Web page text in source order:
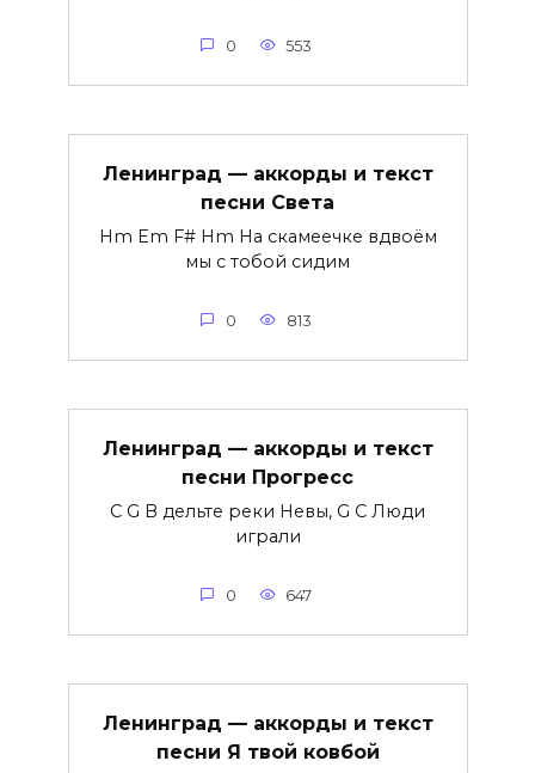
0 553
Ленинград — аккорды и текст
песни Света
Hm Em F# Hm На скамеечке вдвоём
мы с тобой сидим
0 813
Ленинград — аккорды и текст
песни Прогресс
C G В дельте реки Невы, G C Люди
играли
0 647
Ленинград — аккорды и текст
песни Я твой ковбой